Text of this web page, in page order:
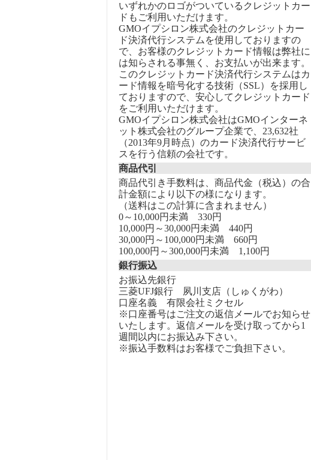
いずれかのロゴがついているクレジットカー
ドもご利用いただけます。
GMOイプシロン株式会社のクレジットカー
ド決済代行システムを使用しておりますの
で、お客様のクレジットカード情報は弊社に
は知らされる事無く、お支払いが出来ます。
このクレジットカード決済代行システムはカ
ード情報を暗号化する技術（SSL）を採用し
ておりますので、安心してクレジットカード
をご利用いただけます。
GMOイプシロン株式会社はGMOインターネ
ット株式会社のグループ企業で、23,632社
（2013年9月時点）のカード決済代行サービ
スを行う信頼の会社です。
商品代引
商品代引き手数料は、商品代金（税込）の合
計金額により以下の様になります。
（送料はこの計算に含まれません）
0～10,000円未満 330円
10,000円～30,000円未満 440円
30,000円～100,000円未満 660円
100,000円～300,000円未満 1,100円
銀行振込
お振込先銀行
三菱UFJ銀行 夙川支店（しゅくがわ）
口座名義 有限会社ミクセル
※口座番号はご注文の返信メールでお知らせ
いたします。返信メールを受け取ってから1
週間以内にお振込み下さい。
※振込手数料はお客様でご負担下さい。